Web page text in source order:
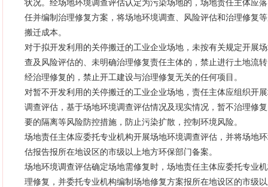
状况。经场地环境调查评估认定为污染场地的，场地责任主体应
任并编制治理修复方案，将场地环境调查、风险评估和治理修复
搬迁成本。
对于拟开发利用的关停搬迁的工业企业场地，未按有关规定开展
查及风险评估的、未明确治理修复责任主体的，禁止进行土地流
经治理修复的，禁止开工建设与治理修复无关的任何项目。
对暂不开发利用的关停搬迁的工业企业场地，责任主体应组织开
调查评估，基于场地环境调查评估情况及现实情况，暂不治理修
要的隔离等风险防控措施，防止污染扩散，控制环境风险。
场地责任主体应委托专业机构开展场地环境调查评估，并将场地
估报告报所在地设区的市级以上地方环保部门备案。
场地环境调查评估确定场地需修复时，场地责任主体应委托专业
理修复，并委托专业机构编制场地修复方案报所在地设区的市级